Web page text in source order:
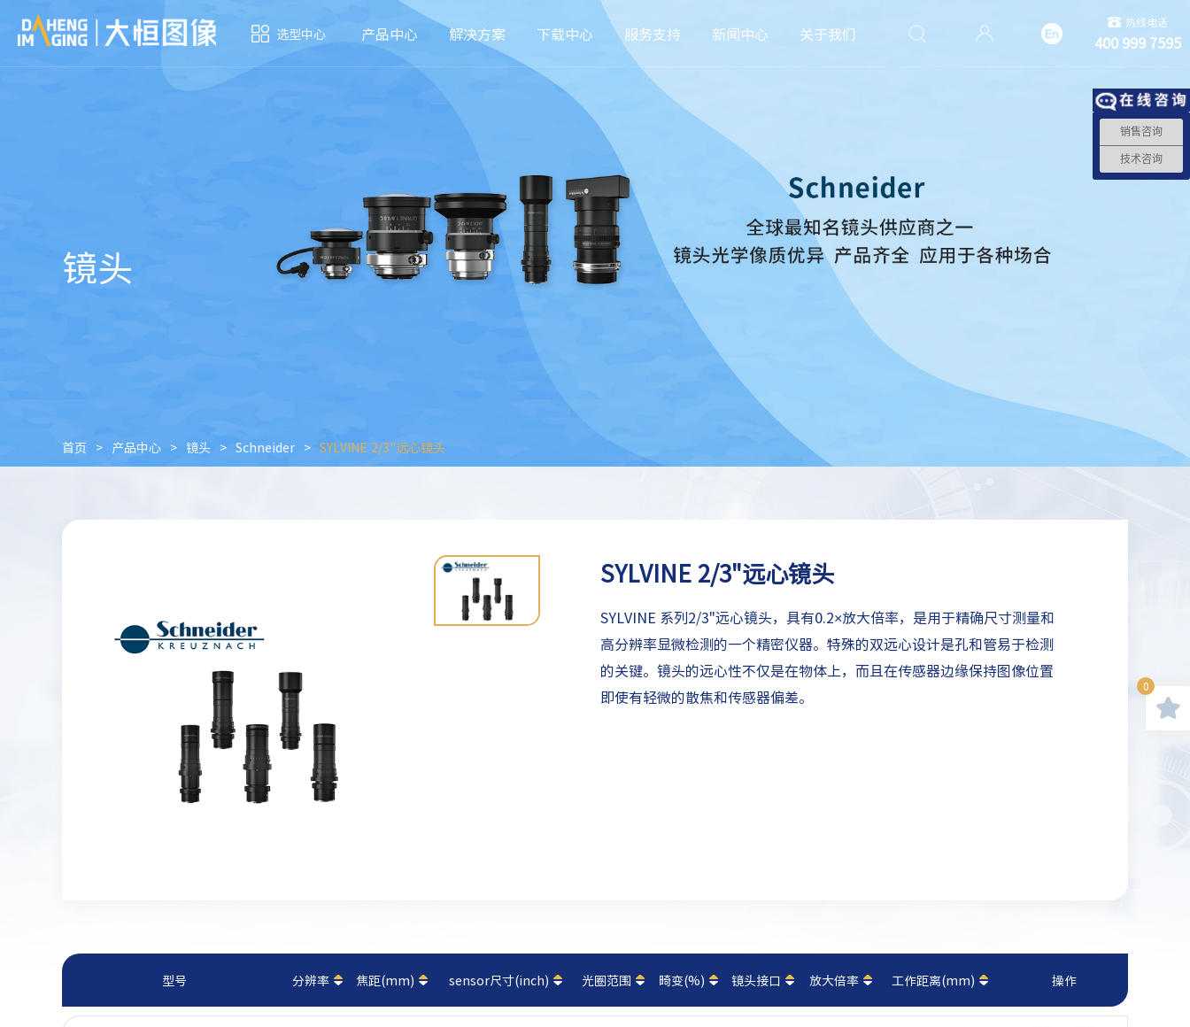
选型中心 产品中心 解决方案 下载中心 服务支持 新闻中心 关于我们
热线电话
400 999 7595
镜头
首页 > 产品中心 > 镜头 > Schneider > SYLVINE 2/3"远心镜头
SYLVINE 2/3"远心镜头
SYLVINE 系列2/3"远心镜头，具有0.2×放大倍率，是用于精确尺寸测量和
高分辨率显微检测的一个精密仪器。特殊的双远心设计是孔和管易于检测
的关键。镜头的远心性不仅是在物体上，而且在传感器边缘保持图像位置
即使有轻微的散焦和传感器偏差。
型号 分辨率 焦距(mm) sensor尺寸(inch) 光圈范围 畸变(%) 镜头接口 放大倍率 工作距离(mm) 操作
0
销售咨询
技术咨询